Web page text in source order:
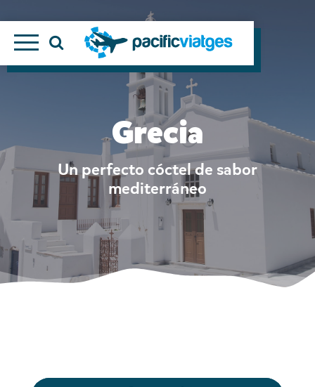
Grecia
Un perfecto cóctel de sabor
mediterráneo